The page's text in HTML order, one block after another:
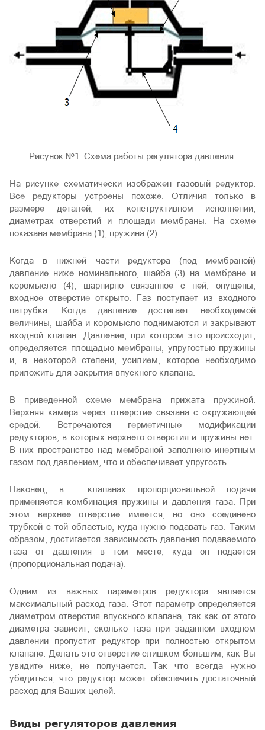
Рисунок №1. Схема работы регулятора давления.
На рисунке схематически изображен газовый редуктор.
Все редукторы устроены похоже. Отличия только в
размере деталей, их конструктивном исполнении,
диаметрах отверстий и площади мембраны. На схеме
показана мембрана (1), пружина (2).
Когда в нижней части редуктора (под мембраной)
давление ниже номинального, шайба (3) на мембране и
коромысло (4), шарнирно связанное с ней, опущены,
входное отверстие открыто. Газ поступает из входного
патрубка. Когда давление достигает необходимой
величины, шайба и коромысло поднимаются и закрывают
входной клапан. Давление, при котором это происходит,
определяется площадью мембраны, упругостью пружины
и, в некоторой степени, усилием, которое необходимо
приложить для закрытия впускного клапана.
В приведенной схеме мембрана прижата пружиной.
Верхняя камера через отверстие связана с окружающей
средой. Встречаются герметичные модификации
редукторов, в которых верхнего отверстия и пружины нет.
В них пространство над мембраной заполнено инертным
газом под давлением, что и обеспечивает упругость.
Наконец, в клапанах пропорциональной подачи
применяется комбинация пружины и давления газа. При
этом верхнее отверстие имеется, но оно соединено
трубкой с той областью, куда нужно подавать газ. Таким
образом, достигается зависимость давления подаваемого
газа от давления в том месте, куда он подается
(пропорциональная подача).
Одним из важных параметров редуктора является
максимальный расход газа. Этот параметр определяется
диаметром отверстия впускного клапана, так как от этого
диаметра зависит, сколько газа при заданном входном
давлении пропустит редуктор при полностью открытом
клапане. Делать это отверстие слишком большим, как Вы
увидите ниже, не получается. Так что всегда нужно
убедиться, что редуктор может обеспечить достаточный
расход для Ваших целей.
Виды регуляторов давления